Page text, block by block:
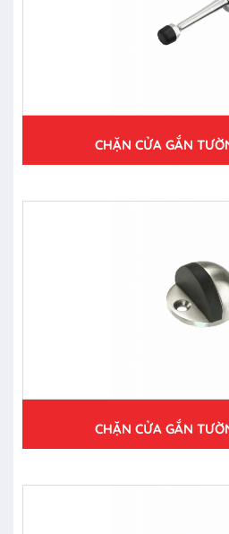
CHẶN CỬA GẮN
CHẶN CỬA GẮN